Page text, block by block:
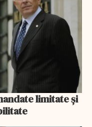
limitate și